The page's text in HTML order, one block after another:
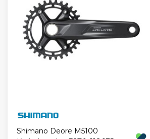
Shimano Deore M5100